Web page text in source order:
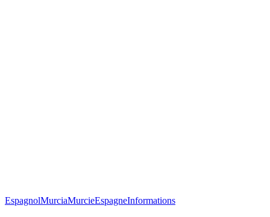
EspagnolMurciaMurcieEspagneInformations